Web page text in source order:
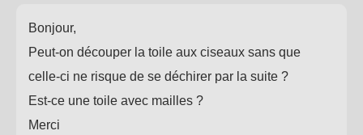
Bonjour,
Peut-on découper la toile aux ciseaux sans que
celle-ci ne risque de se déchirer par la suite ?
Est-ce une toile avec mailles ?
Merci